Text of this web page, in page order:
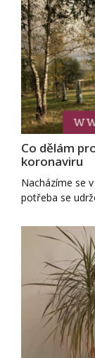
Co dělám
koronaviru
Nacházíme se
potřeba se